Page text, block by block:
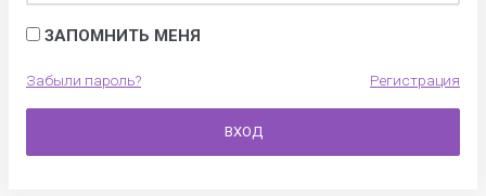
ЗАПОМНИТЬ МЕНЯ
Забыли пароль? Регистрация
ВХОД